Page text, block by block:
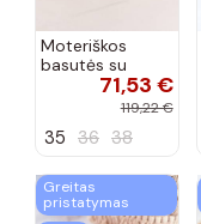
Moteriškos
basutės su
aukso spalvos
kulniukais Laura
spalvos
71,53 €
119,22 €
35 36 38
Greitas
pristatymas